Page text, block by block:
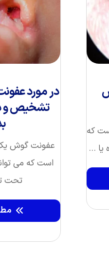
که
یا ...
در مورد
تشخیص و
عفونت گوش
است که می‌
تحت